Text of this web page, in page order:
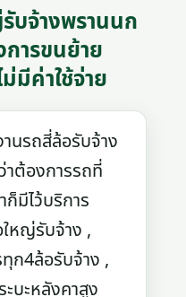
บจ้างพรานนก
การขนย้าย
มีค่าใช้จ่าย
รถสี่ล้อรับจ้าง
าต้องการรถที่
ก็มีไว้บริการ
หญ่รับจ้าง ,
ก4ล้อรับจ้าง ,
บะหลังคาสูง